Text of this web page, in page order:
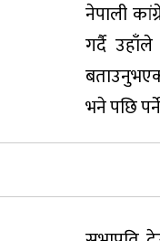
नेपाली
गर्दै उहाँले
भने पछि